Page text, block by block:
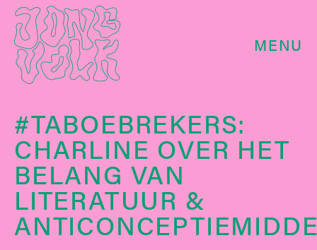
MENU
#TABOEBREKERS:
CHARLINE OVER HET
BELANG VAN
LITERATUUR &